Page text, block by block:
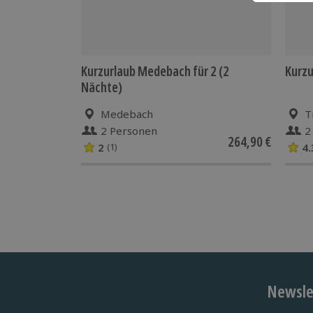
Kurzurlaub Medebach für 2 (2
Nächte)
Medebach
2 Personen
2 (1) 264,90 €